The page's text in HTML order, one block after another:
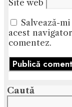
Site web
Salvează-
acest
comentez.
Caută